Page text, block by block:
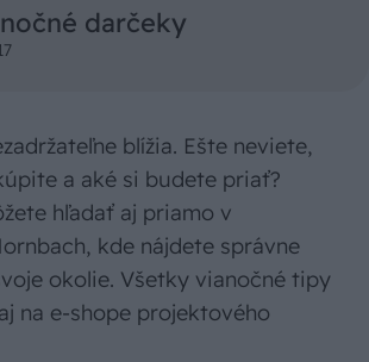
darčeky
blížia. Ešte neviete,
a aké si budete priať?
hľadať aj priamo v
kde nájdete správne
okolie. Všetky vianočné tipy
na e-shope projektového